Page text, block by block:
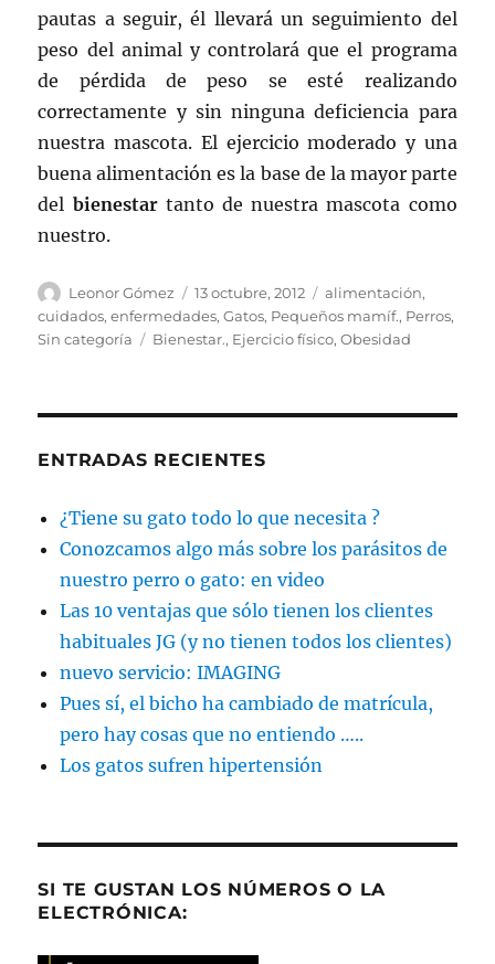
pautas a seguir, él llevará un seguimiento del
peso del animal y controlará que el programa
de pérdida de peso se esté realizando
correctamente y sin ninguna deficiencia para
nuestra mascota. El ejercicio moderado y una
buena alimentación es la base de la mayor parte
del bienestartanto de nuestra mascota como
nuestro.
Autor
Leonor Gómez
Publicado
el
13 octubre, 2012 Categorías
alimentación,
cuidados,enfermedades,Gatos, Pequeños mamíf., Perros,
Sin categoría
Etiquetas
Bienestar., Ejercicio físico,Obesidad
ENTRADAS RECIENTES
¿Tiene su gato todo lo que necesita ?
Conozcamos algo más sobre los parásitos de
nuestro perro o gato: en video
Las 10 ventajas que sólo tienen los clientes
habituales JG (y no tienen todos los clientes)
nuevo servicio: IMAGING
Pues sí, el bicho ha cambiado de matrícula,
pero hay cosas que no entiendo …..
Los gatos sufren hipertensión
SI TE GUSTAN LOS NÚMEROS O LA
ELECTRÓNICA: